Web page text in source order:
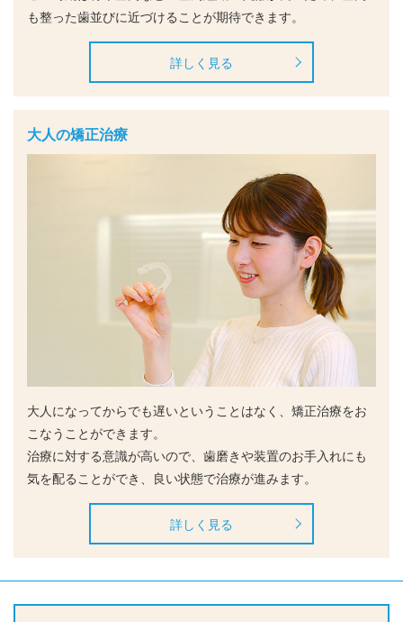
も整った歯並びに近づけることが期待できます。
詳しく見る
大人の矯正治療
大人になってからでも遅いということはなく、矯正治療をお
こなうことができます。
治療に対する意識が高いので、歯磨きや装置のお手入れにも
気を配ることができ、良い状態で治療が進みます。
詳しく見る